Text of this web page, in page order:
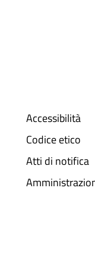
Accessibilità
Codice etico
Atti di notifica